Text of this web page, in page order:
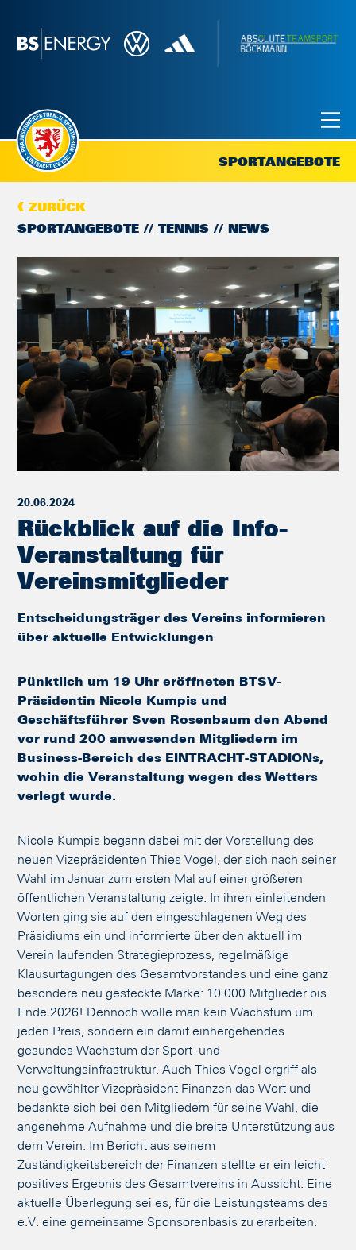
SPORTANGEBOTE
SPORTANGEBOTE TENNIS NEWS
ZURÜCK
20.06.2024
Rückblick auf die Info-
Veranstaltung für
Vereinsmitglieder
Entscheidungsträger des Vereins informieren
über aktuelle Entwicklungen
Pünktlich um 19 Uhr eröffneten BTSV-
Präsidentin Nicole Kumpis und
Geschäftsführer Sven Rosenbaum den Abend
vor rund 200 anwesenden Mitgliedern im
Business-Bereich des EINTRACHT-STADIONs,
wohin die Veranstaltung wegen des Wetters
verlegt wurde.
Nicole Kumpis begann dabei mit der Vorstellung des
neuen Vizepräsidenten Thies Vogel, der sich nach seiner
Wahl im Januar zum ersten Mal auf einer größeren
öffentlichen Veranstaltung zeigte. In ihren einleitenden
Worten ging sie auf den eingeschlagenen Weg des
Präsidiums ein und informierte über den aktuell im
Verein laufenden Strategieprozess, regelmäßige
Klausurtagungen des Gesamtvorstandes und eine ganz
besondere neu gesteckte Marke: 10.000 Mitglieder bis
Ende 2026! Dennoch wolle man kein Wachstum um
jeden Preis, sondern ein damit einhergehendes
gesundes Wachstum der Sport- und
Verwaltungsinfrastruktur. Auch Thies Vogel ergriff als
neu gewählter Vizepräsident Finanzen das Wort und
bedankte sich bei den Mitgliedern für seine Wahl, die
angenehme Aufnahme und die breite Unterstützung aus
dem Verein. Im Bericht aus seinem
Zuständigkeitsbereich der Finanzen stellte er ein leicht
positives Ergebnis des Gesamtvereins in Aussicht. Eine
aktuelle Überlegung sei es, für die Leistungsteams des
e.V. eine gemeinsame Sponsorenbasis zu erarbeiten.